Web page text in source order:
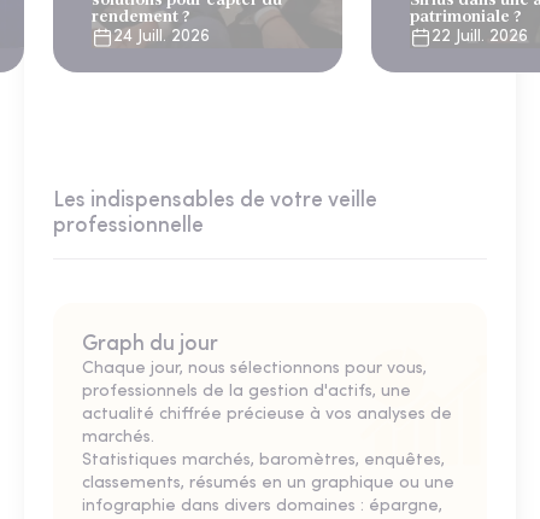
rendement ?
24 Juill. 2026
patrimoniale ?
22 Juill. 2026
Les indispensables de votre veille
professionnelle
Graph du jour
Chaque jour, nous sélectionnons pour vous,
professionnels de la gestion d'actifs, une
actualité chiffrée précieuse à vos analyses de
marchés.
Statistiques marchés, baromètres, enquêtes,
classements, résumés en un graphique ou une
infographie dans divers domaines : épargne,